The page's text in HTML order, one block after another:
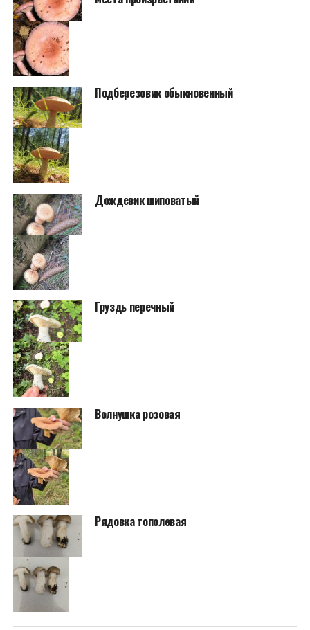
Подберезовик обыкновенный
Дождевик шиповатый
Груздь перечный
Волнушка розовая
Рядовка тополевая